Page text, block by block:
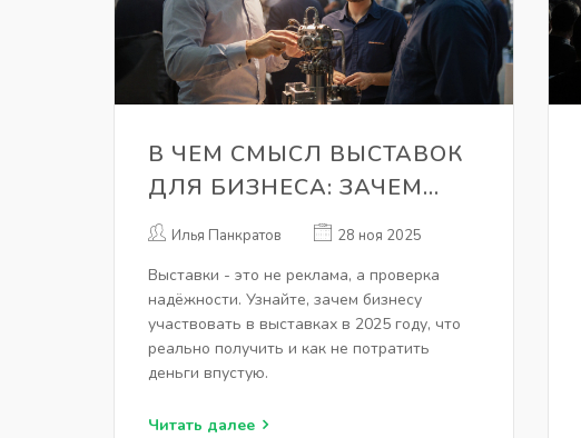
В ЧЕМ СМЫСЛ ВЫСТАВОК
ДЛЯ БИЗНЕСА: ЗАЧЕМ
УЧАСТВОВАТЬ И ЧТО
Илья Панкратов 28 ноя 2025
Выставки - это не реклама, а проверка
надёжности. Узнайте, зачем бизнесу
участвовать в выставках в 2025 году, что
реально получить и как не потратить
деньги впустую.
Читать далее